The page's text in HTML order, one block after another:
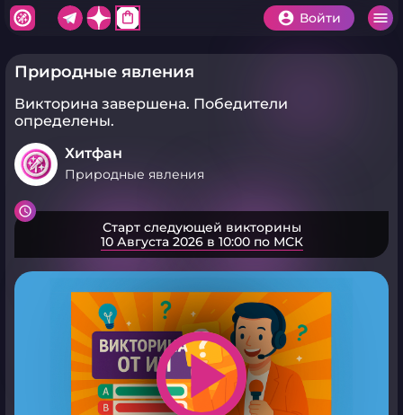
shopping_bag Войти
Природные явления
Викторина завершена. Победители
определены.
Хитфан
Природные явления
Старт следующей викторины
10 Августа 2026 в 10:00 по МСК
play_arrow